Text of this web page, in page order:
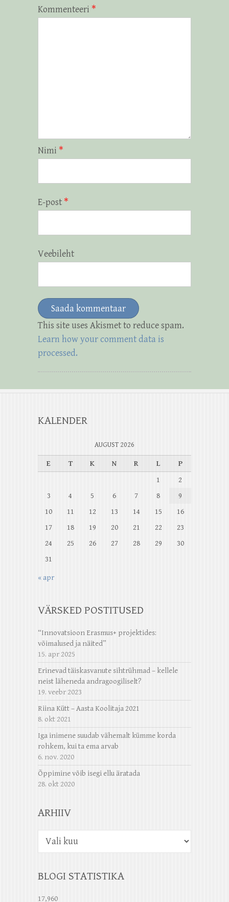
Kommenteeri *
Nimi *
E-post *
Veebileht
This site uses Akismet to reduce spam.
Learn how your comment data is
processed.
KALENDER
AUGUST 2026
E T K N R L
P
1
2
3
4 5 6 7 8
9
10
11 12 13 14 15
16
17
18 19 20 21 22
23
24
25 26 27 28 29
30
31
« apr
VÄRSKED POSTITUSED
“Innovatsioon Erasmus+ projektides:
võimalused ja näited”
15. apr 2025
Erinevad täiskasvanute sihtrühmad – kellele
neist läheneda andragoogiliselt?
19. veebr 2023
Riina Kütt – Aasta Koolitaja 2021
8. okt 2021
Iga inimene suudab vähemalt kümme korda
rohkem, kui ta ema arvab
6. nov. 2020
Õppimine võib isegi ellu äratada
28. okt 2020
ARHIIV
BLOGI STATISTIKA
17,960